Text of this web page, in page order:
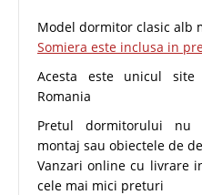
Model dormitor clasic alb
Somiera este inclusa in
Acesta este unicul site
Romania
Pretul dormitorului nu
montaj sau obiectele de
Vanzari online cu livrare
cele mai mici preturi